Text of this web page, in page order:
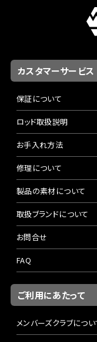
カスタマーサービス
保証について
ロッド取扱説明
お手入れ方法
修理について
製品の素材について
取扱ブランドについて
お問合せ
FAQ
ご利用にあたって
メンバーズクラブについ